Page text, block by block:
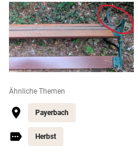
Ähnliche Themen
Payerbach
Herbst